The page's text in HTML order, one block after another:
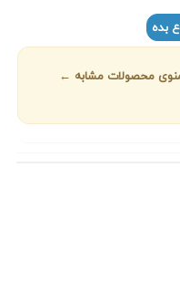
بده
منوی محصولات مشابه ←